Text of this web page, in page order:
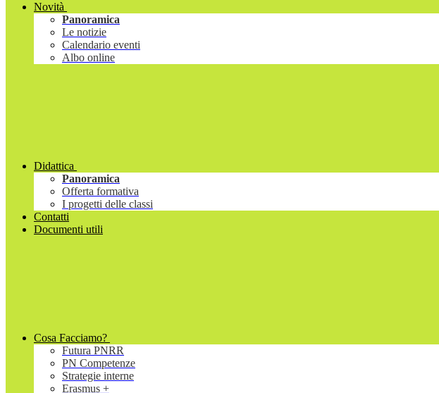
Novità
Panoramica
Le notizie
Calendario eventi
Albo online
Didattica
Panoramica
Offerta formativa
I progetti delle classi
Contatti
Documenti utili
Cosa Facciamo?
Futura PNRR
PN Competenze
Strategie interne
Erasmus +